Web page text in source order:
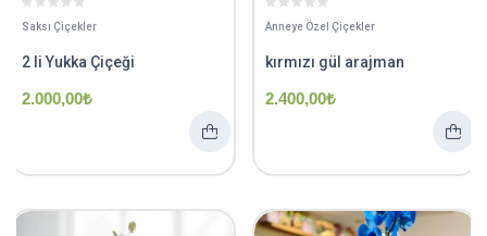
Saksı Çiçekler
2 li Yukka Çiçeği
2.000,00₺
Anneye Özel Çiçekler
kırmızı gül arajman
2.400,00₺